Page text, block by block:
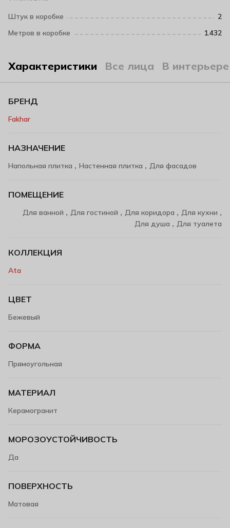
Штук в коробке
2
Метров в коробке
1.432
Характеристики Все лица В интерьере
БРЕНД
Fakhar
НАЗНАЧЕНИЕ
Напольная плитка , Настенная плитка , Для фасадов
ПОМЕЩЕНИЕ
Для ванной , Для гостиной , Для коридора , Для кухни ,
Для душа , Для туалета
КОЛЛЕКЦИЯ
Ata
ЦВЕТ
Бежевый
ФОРМА
Прямоугольная
МАТЕРИАЛ
Керамогранит
МОРОЗОУСТОЙЧИВОСТЬ
Да
ПОВЕРХНОСТЬ
Матовая